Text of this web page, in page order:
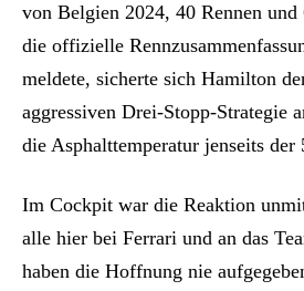
von Belgien 2024, 40 Rennen
die offizielle
meldete, sicherte sich Hamilton
aggressiven Drei-Stopp-Strategie
die Asphalttemperatur jenseits der
Im Cockpit war die Reaktion
alle hier bei Ferrari und an das
haben die Hoffnung nie